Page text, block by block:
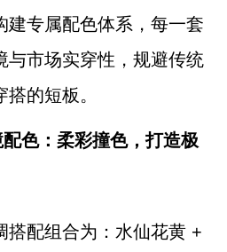
建专属配色体系，每一套
与市场实穿性，规避传统
的短板。
色：柔彩撞色，打造极
搭配组合为：水仙花黄 +